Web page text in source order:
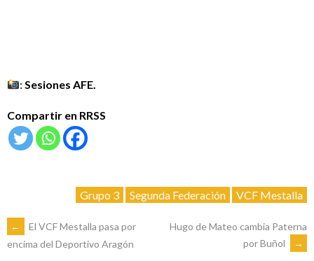
:Sesiones AFE.
Compartir en RRSS
Grupo 3 Segunda Federación VCF Mestalla
NAVEGACIÓN
←
El VCF Mestalla pasa por
encima del Deportivo Aragón
Hugo de Mateo cambia Paterna
por Buñol
→